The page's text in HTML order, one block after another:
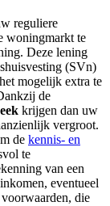
reguliere
woningmarkt te
Deze lening
(SVn)
mogelijk extra te
de
krijgen dan uw
vergroot.
de kennis- en
te
van een
eventueel
die